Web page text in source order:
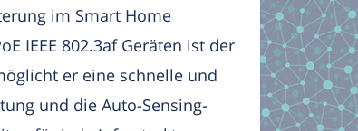
im Smart Home
IEEE 802.3af Geräten ist der
er eine schnelle und
und die Auto-Sensing-